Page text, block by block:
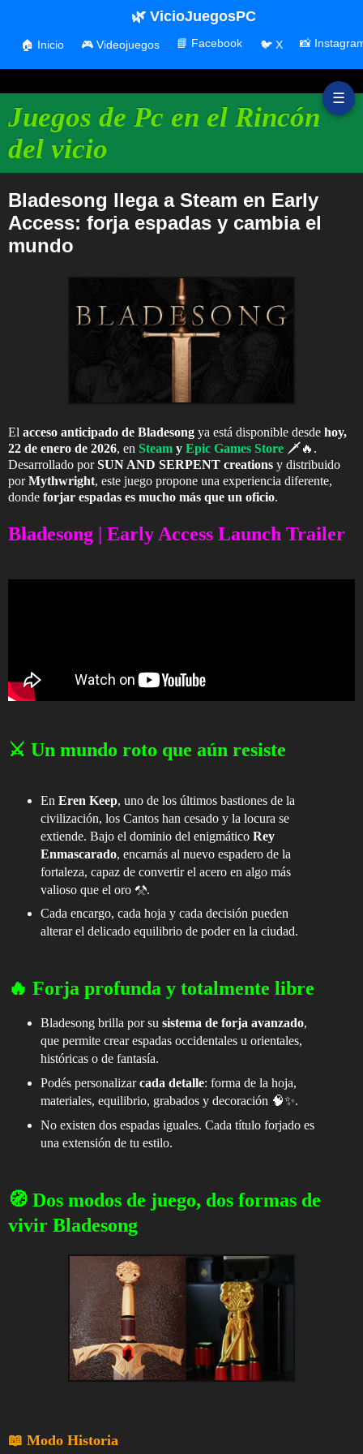
☰
Juegos de Pc en el Rincón
del vicio
🌿 VicioJuegosPC
🏠 Inicio 🎮 Videojuegos 📘 Facebook 🐦 X 📸
Bladesong llega a Steam en Early
Access: forja espadas y cambia el
mundo
El acceso anticipado de Bladesong ya está disponible desde hoy,
22 de enero de 2026, en Steam y Epic Games Store 🗡️🔥.
Desarrollado porSUN AND SERPENT creations y distribuido
porMythwright, este juego propone una experiencia diferente,
donde forjar espadas es mucho más que un oficio.
Bladesong | Early Access Launch Trailer
⚔️ Un mundo roto que aún resiste
En Eren Keep, uno de los últimos bastiones de la
civilización, los Cantos han cesado y la locura se
extiende. Bajo el dominio del enigmático Rey
Enmascarado, encarnás al nuevo espadero de la
fortaleza, capaz de convertir el acero en algo más
valioso que el oro ⚒️.
Cada encargo, cada hoja y cada decisión pueden
alterar el delicado equilibrio de poder en la ciudad.
🔥 Forja profunda y totalmente libre
Bladesong brilla por su sistema de forja avanzado,
que permite crear espadas occidentales u orientales,
históricas o de fantasía.
Podés personalizarcada detalle: forma de la hoja,
materiales, equilibrio, grabados y decoración 🧠✨.
No existen dos espadas iguales. Cada título forjado es
una extensión de tu estilo.
🧭 Dos modos de juego, dos formas de
vivir Bladesong
📖 Modo Historia